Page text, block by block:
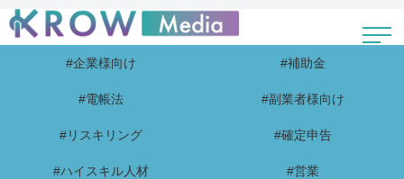
#企業様向け #補助金
#電帳法 #副業者様向け
#リスキリング #確定申告
#ハイスキル人材 #営業